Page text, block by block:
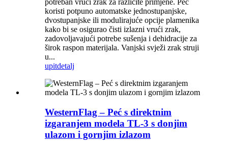
potreban vrući zrak za različite primjene. Peć
koristi potpuno automatske jednostupanjske,
dvostupanjske ili modulirajuće opcije plamenika
kako bi se osigurao čisti izlazni vrući zrak,
zadovoljavajući potrebe sušenja i dehidracije za
širok raspon materijala. Vanjski svježi zrak struji
u...
upitdetalj
WesternFlag – Peć s direktnim
izgaranjem modela TL-3 s donjim
ulazom i gornjim izlazom